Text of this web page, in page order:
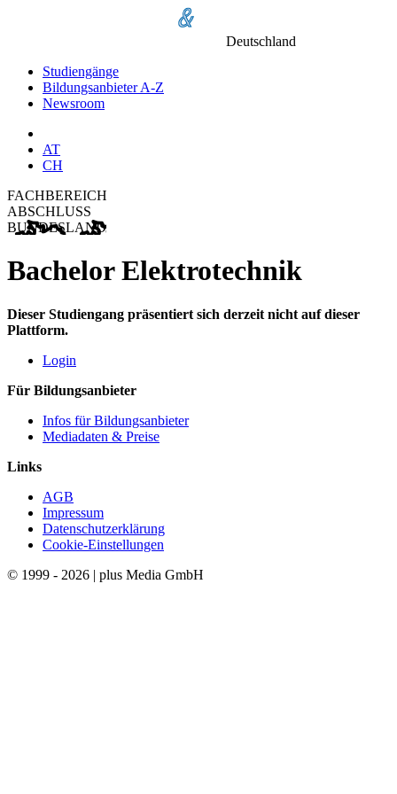
Deutschland
Studiengänge
Bildungsanbieter A-Z
Newsroom
AT
CH
FACHBEREICH
ABSCHLUSS
BUNDESLAND
Bachelor Elektrotechnik
Dieser Studiengang präsentiert sich derzeit nicht auf dieser
Plattform.
Login
Für Bildungsanbieter
Infos für Bildungsanbieter
Mediadaten & Preise
Links
AGB
Impressum
Datenschutzerklärung
Cookie-Einstellungen
© 1999 - 2026 | plus Media GmbH